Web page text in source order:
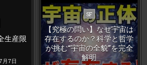
生産限
月7日
Posted
in
SF
【究極の問い】なぜ宇宙は
存在するのか？科学と哲学
が挑む“宇宙の全貌”を完全
解明